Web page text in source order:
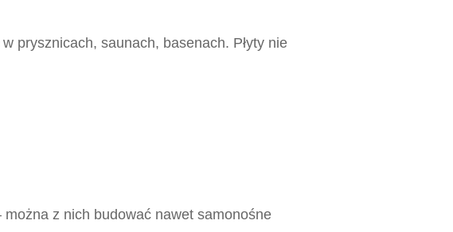
prysznicach, saunach, basenach. Płyty nie
z nich budować nawet samonośne